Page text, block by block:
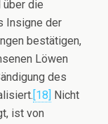
über die
Insigne der
bestätigen,
Löwen
des
[18]
Nicht
ist von